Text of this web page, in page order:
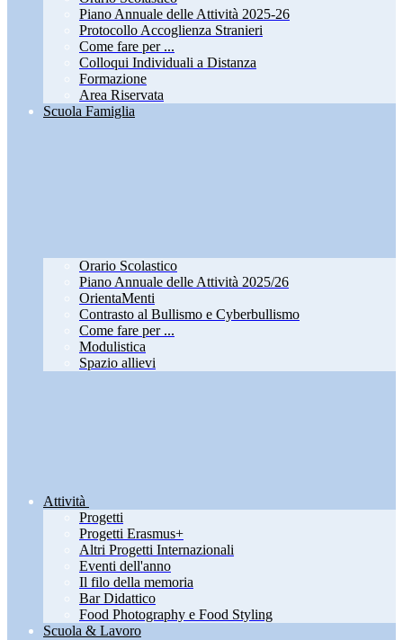
Piano Annuale delle Attività 2025-26
Protocollo Accoglienza Stranieri
Come fare per ...
Colloqui Individuali a Distanza
Formazione
Area Riservata
Scuola Famiglia
Orario Scolastico
Piano Annuale delle Attività 2025/26
OrientaMenti
Contrasto al Bullismo e Cyberbullismo
Come fare per ...
Modulistica
Spazio allievi
Attività
Progetti
Progetti Erasmus+
Altri Progetti Internazionali
Eventi dell'anno
Il filo della memoria
Bar Didattico
Food Photography e Food Styling
Scuola & Lavoro